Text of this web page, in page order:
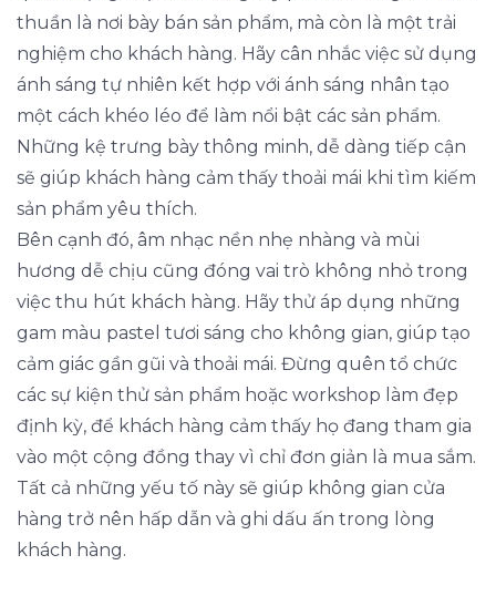
thuần là nơi bày bán sản phẩm, mà còn là một trải
nghiệm cho khách hàng. Hãy cân nhắc việc sử dụng
ánh sáng tự nhiên kết hợp với ánh sáng nhân tạo
một cách khéo léo để làm nổi bật các sản phẩm.
Những kệ trưng bày thông minh, dễ dàng tiếp cận
sẽ giúp khách hàng cảm thấy thoải mái khi tìm kiếm
sản phẩm yêu thích.
Bên cạnh đó, âm nhạc nền nhẹ nhàng và mùi
hương dễ chịu cũng đóng vai trò không nhỏ trong
việc thu hút khách hàng. Hãy thử áp dụng những
gam màu pastel tươi sáng cho không gian, giúp tạo
cảm giác gần gũi và thoải mái. Đừng quên tổ chức
các sự kiện thử sản phẩm hoặc workshop làm đẹp
định kỳ, để khách hàng cảm thấy họ đang tham gia
vào một cộng đồng thay vì chỉ đơn giản là mua sắm.
Tất cả những yếu tố này sẽ giúp không gian cửa
hàng trở nên hấp dẫn và ghi dấu ấn trong lòng
khách hàng.